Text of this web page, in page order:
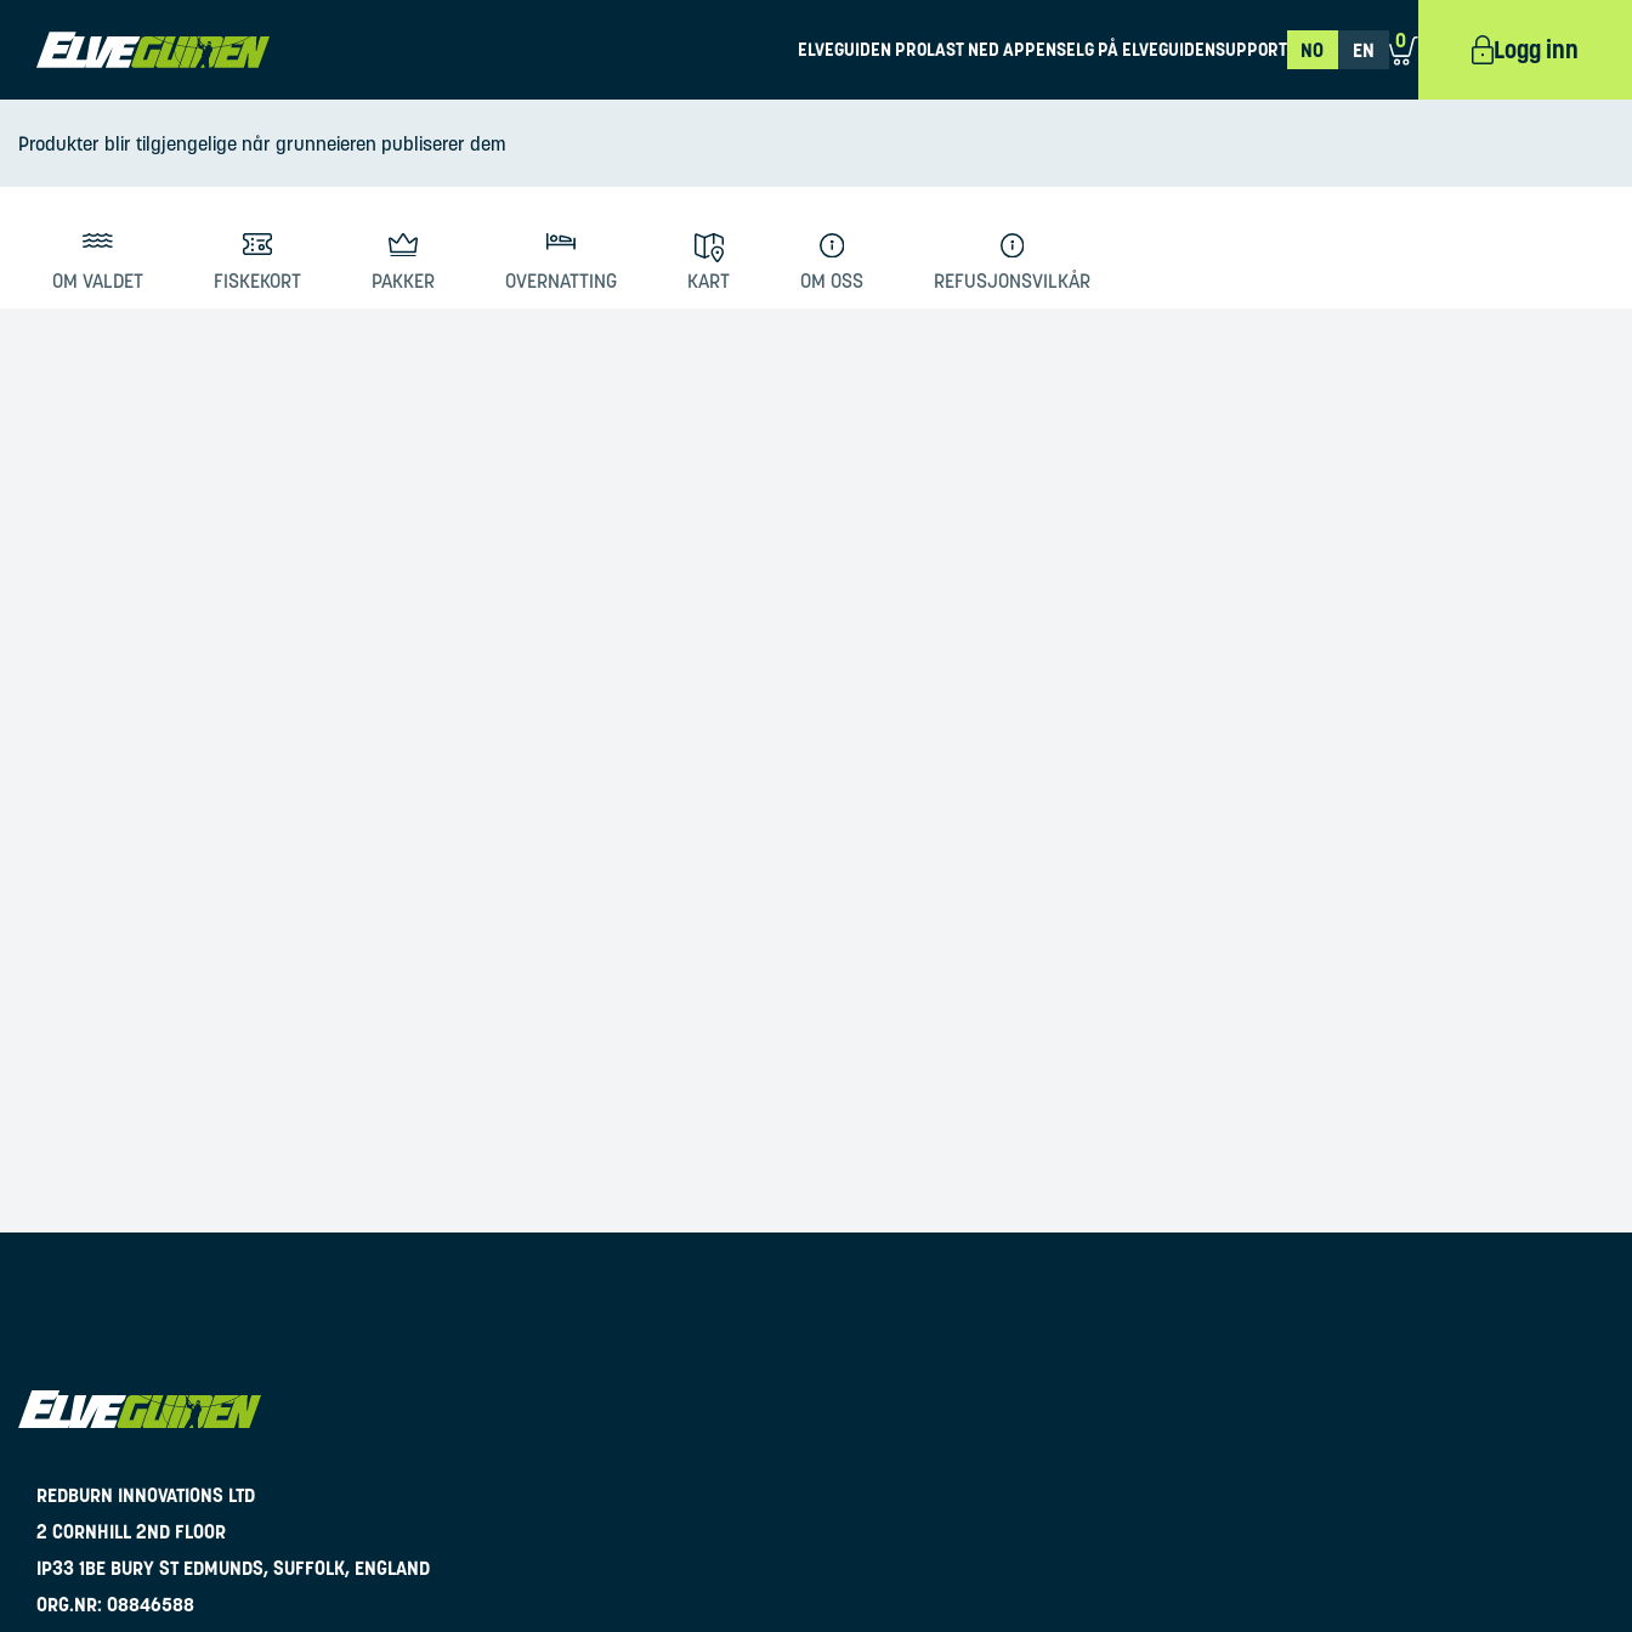
ELVEGUIDEN PROLAST NED APPENSELG PÅ ELVEGUIDENSUPPORT NO EN 0 Logg inn
Produkter blir tilgjengelige når grunneieren publiserer dem
OM VALDET FISKEKORT PAKKER OVERNATTING KART OM OSS REFUSJONSVILKÅR
REDBURN INNOVATIONS LTD
2 CORNHILL 2ND FLOOR
IP33 1BE BURY ST EDMUNDS, SUFFOLK, ENGLAND
ORG.NR: 08846588